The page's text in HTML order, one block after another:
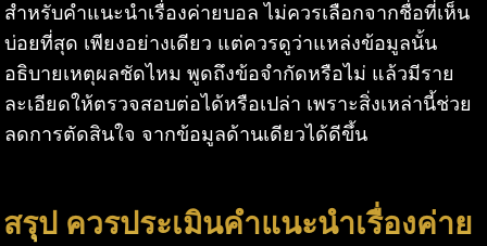
สำหรับคำแนะนำเรื่องค่ายบอล ไม่ควรเลือกจากชื่อที่เห็น
บ่อยที่สุด เพียงอย่างเดียว แต่ควรดูว่าแหล่งข้อมูลนั้น
อธิบายเหตุผลชัดไหม พูดถึงข้อจำกัดหรือไม่ แล้วมีราย
ละเอียดให้ตรวจสอบต่อได้หรือเปล่า เพราะสิ่งเหล่านี้ช่วย
ลดการตัดสินใจ จากข้อมูลด้านเดียวได้ดีขึ้น
สรุป ควรประเมินคำแนะนำเรื่องค่าย